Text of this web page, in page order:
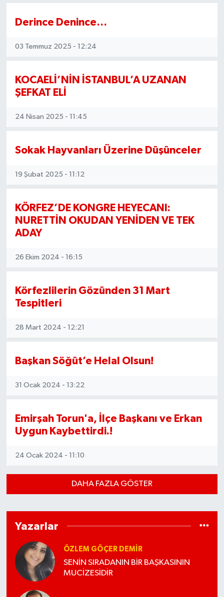
​​​​​​​Derince Denince…
03 Temmuz 2025 - 12:24
KOCAELİ’NİN İSTANBUL’A UZANAN
ŞEFKAT ELİ
24 Nisan 2025 - 11:45
Sokak Hayvanları Üzerine Düşünceler
19 Şubat 2025 - 11:12
KÖRFEZ’DE KONGRE HEYECANI:
NURETTİN OKUDAN YENİDEN VE TEK
ADAY
26 Ekim 2024 - 16:15
Körfezlilerin Gözünden 31 Mart
Tespitleri
28 Mart 2024 - 12:21
Başkan Söğüt’e Helal Olsun!
31 Ocak 2024 - 13:22
Emirşah Torun'a, İlçe Başkanı ve Erkan
Uygun Kaybettirdi.!
24 Ocak 2024 - 11:10
DAHA FAZLA GÖSTER
Yazarlar
ÖZLEM GÖÇER DEMİR
SENİN SIRADANIN BİR BAŞKASININ
MUCİZESİDİR